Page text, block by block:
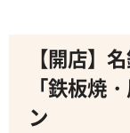
【開店】
「鉄板焼
ン